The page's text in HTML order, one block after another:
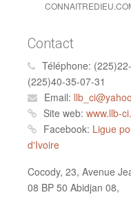
Contact
Téléphone:
(225)40-35-07-31
Email:
Site web: www.llb-
Facebook: Ligue
d'Ivoire
Cocody, 23, Avenue
08 BP 50 Abidjan 08,